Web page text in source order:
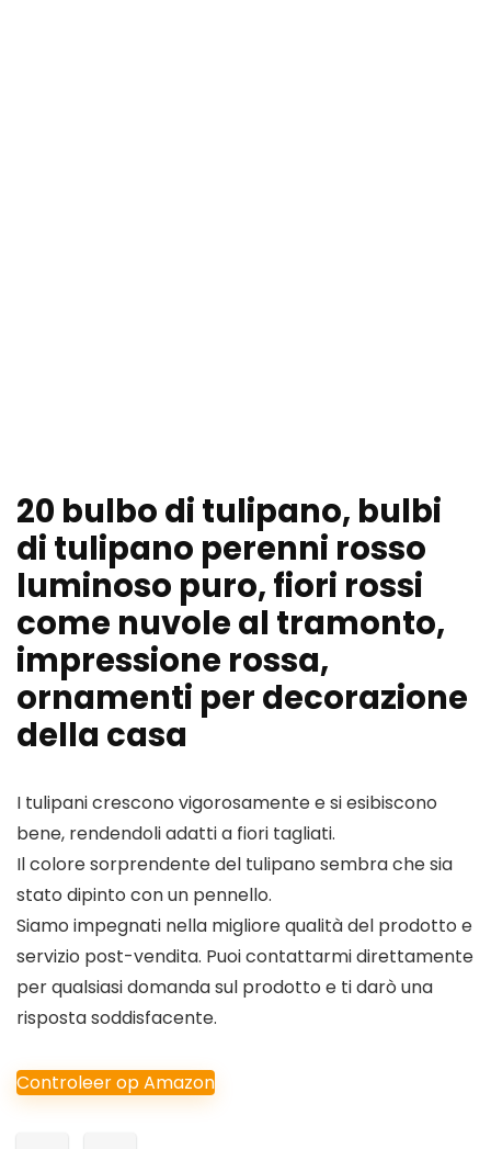
20 bulbo di tulipano, bulbi
di tulipano perenni rosso
luminoso puro, fiori rossi
come nuvole al tramonto,
impressione rossa,
ornamenti per decorazione
della casa
I tulipani crescono vigorosamente e si esibiscono
bene, rendendoli adatti a fiori tagliati.
Il colore sorprendente del tulipano sembra che sia
stato dipinto con un pennello.
Siamo impegnati nella migliore qualità del prodotto e
servizio post-vendita. Puoi contattarmi direttamente
per qualsiasi domanda sul prodotto e ti darò una
risposta soddisfacente.
Controleer op Amazon